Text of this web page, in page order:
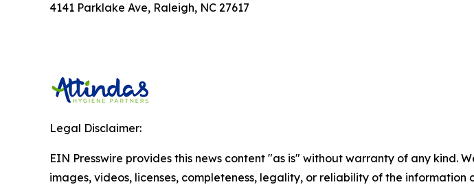
4141 Parklake Ave, Raleigh, NC 27617
Legal Disclaimer:
EIN Presswire provides this news content "as is" without warranty of any
images, videos, licenses, completeness, legality, or reliability of the